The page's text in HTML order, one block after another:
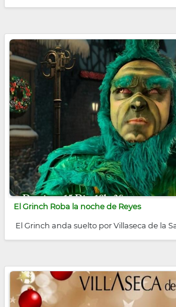
El Grinch Roba la noche de Reyes
El Grinch anda suelto por Villaseca de la